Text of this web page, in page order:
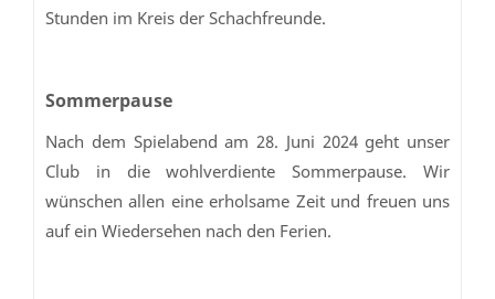
Stunden im Kreis der Schachfreunde.
Sommerpause
Nach dem Spielabend am 28. Juni 2024 geht unser
Club in die wohlverdiente Sommerpause. Wir
wünschen allen eine erholsame Zeit und freuen uns
auf ein Wiedersehen nach den Ferien.